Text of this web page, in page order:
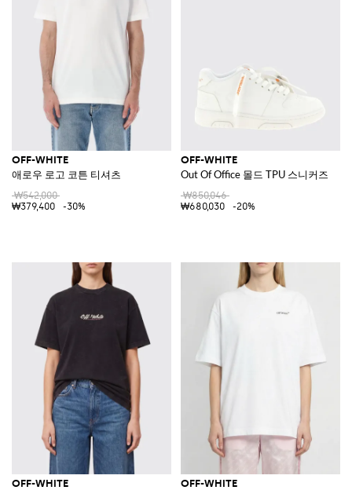
OFF-WHITE
애로우 로고 코튼 티셔츠
₩542,000
₩379,400
-30%
OFF-WHITE
Out Of Office 몰드 TPU 스니커즈
₩850,046
₩680,030
-20%
OFF-WHITE OFF-WHITE